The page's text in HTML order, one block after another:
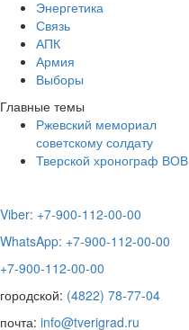
Энергетика
Связь
АПК
Армия
Выборы
Главные темы
Ржевский мемориал
советскому солдату
Тверской хронограф ВОВ
Viber: +7-900-112-00-00
WhatsApp: +7-900-112-00-00
+7-900-112-00-00
городской: (4822) 78-77-04
почта: info@tverigrad.ru